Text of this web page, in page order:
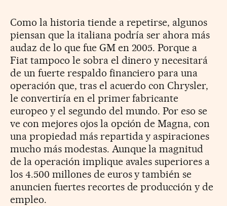
Como la historia tiende a repetirse, algunos
piensan que la italiana podría ser ahora más
audaz de lo que fue GM en 2005. Porque a
Fiat tampoco le sobra el dinero y necesitará
de un fuerte respaldo financiero para una
operación que, tras el acuerdo con Chrysler,
le convertiría en el primer fabricante
europeo y el segundo del mundo. Por eso se
ve con mejores ojos la opción de Magna, con
una propiedad más repartida y aspiraciones
mucho más modestas. Aunque la magnitud
de la operación implique avales superiores a
los 4.500 millones de euros y también se
anuncien fuertes recortes de producción y de
empleo.